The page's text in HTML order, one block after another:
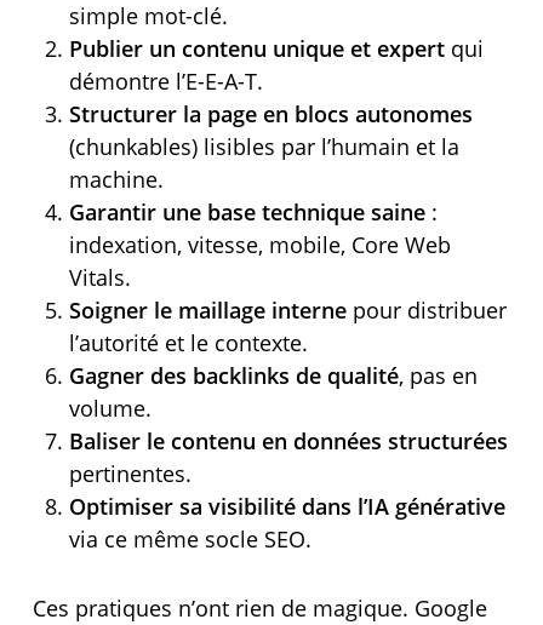
simple mot-clé.
Publier un contenu unique et expertqui
démontre l’E-E-A-T.
Structurer la page en blocs autonomes
(chunkables) lisibles par l’humain et la
machine.
Garantir une base technique saine:
indexation, vitesse, mobile, Core Web
Vitals.
Soigner le maillage internepour distribuer
l’autorité et le contexte.
Gagner des backlinks de qualité, pas en
volume.
Baliser le contenu en données structurées
pertinentes.
Optimiser sa visibilité dans l’IA générative
via ce même socle SEO.
Ces pratiques n’ont rien de magique. Google